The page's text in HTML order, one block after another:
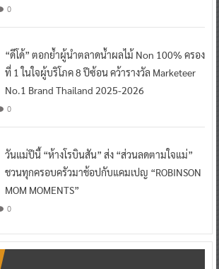
0
“ดีโด้” ตอกย้ำผู้นำตลาดน้ำผลไม้ Non 100% ครอง
ที่ 1 ในใจผู้บริโภค 8 ปีซ้อน คว้ารางวัล Marketeer
No.1 Brand Thailand 2025-2026
0
วันแม่ปีนี้ “ห้างโรบินสัน” ส่ง “ส่วนลดตามใจแม่”
ชวนทุกครอบครัวมาช้อปกับแคมเปญ “ROBINSON
MOM MOMENTS”
0